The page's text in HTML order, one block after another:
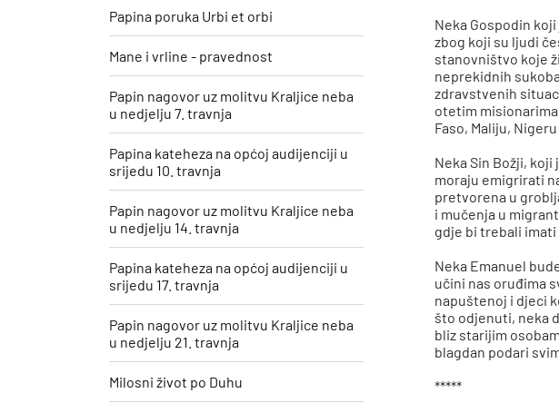
Papina poruka Urbi et orbi
Mane i vrline - pravednost
Papin nagovor uz molitvu Kraljice neba
u nedjelju 7. travnja
Papina kateheza na općoj audijenciji u
srijedu 10. travnja
Papin nagovor uz molitvu Kraljice neba
u nedjelju 14. travnja
Papina kateheza na općoj audijenciji u
srijedu 17. travnja
Papin nagovor uz molitvu Kraljice neba
u nedjelju 21. travnja
Milosni život po Duhu
Neka Gospodin
zbog koji su ljudi
stanovništvo koje
neprekidnih
zdravstvenih
otetim
Faso, Maliju,
Neka Sin Božji,
moraju emigrirati
pretvorena u
i mučenja u
gdje bi trebali imati
Neka Emanuel
učini nas oruđima
napuštenoj i djeci
što odjenuti, neka
bliz starijim
blagdan podari
*****